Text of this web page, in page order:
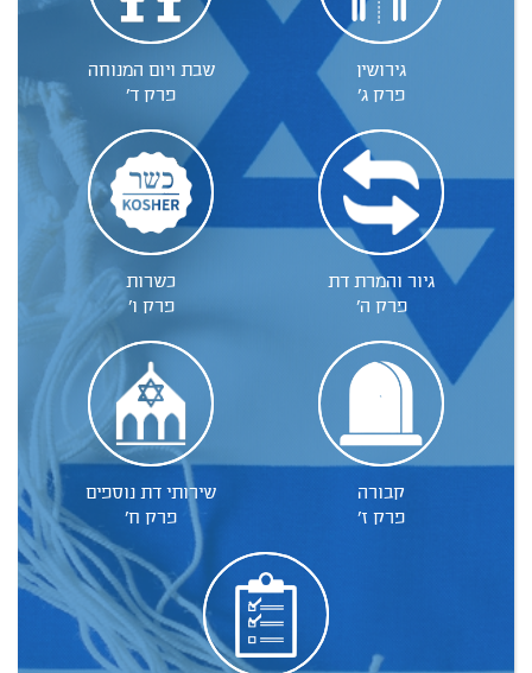
גירושין
פרק ג'
שבת ויום המנוחה
פרק ד'
גיור והמרת דת
פרק ה'
כשרות
פרק ו'
קבורה
פרק ז'
שירותי דת נוספים
פרק ח'